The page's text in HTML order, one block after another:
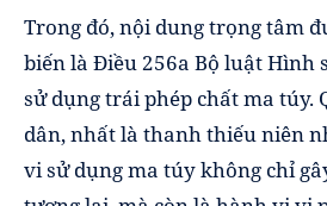
Trong đó, nội dung trọng tâm
biến là Điều 256a Bộ luật Hình
sử dụng trái phép chất ma túy.
dân, nhất là thanh thiếu niên
vi sử dụng ma túy không chỉ